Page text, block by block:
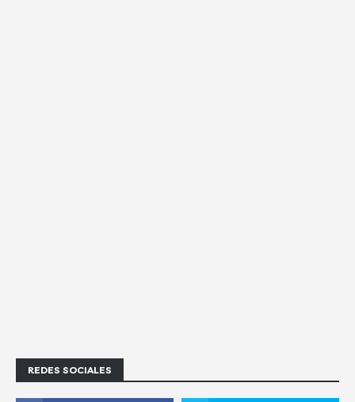
REDES SOCIALES